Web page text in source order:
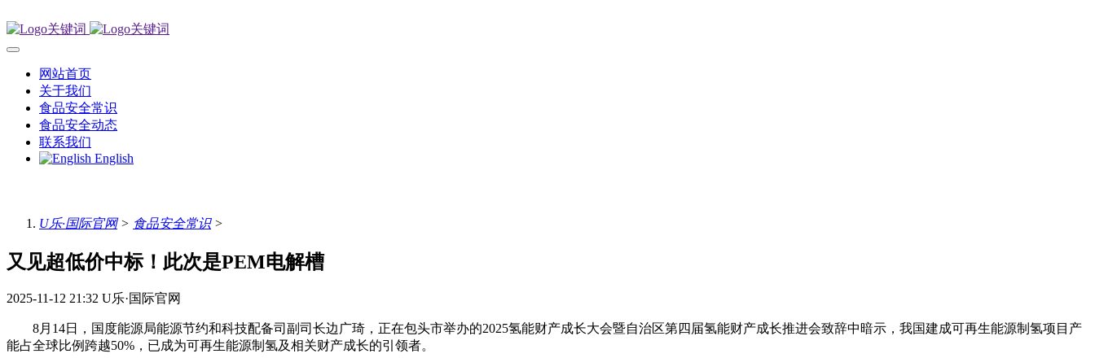
网站首页
关于我们
食品安全常识
食品安全动态
联系我们
English
U乐·国际官网> 食品安全常识>
又见超低价中标！此次是PEM电解槽
2025-11-12 21:32 U乐·国际官网
8月14日，国度能源局能源节约和科技配备司副司长边广琦，正在包头市举办的2025氢能财产成长大会暨自治区第四届氢能财产成长推进会致辞中暗示，我国建成可再生能源制氢项目产
能占全球比例跨越50%，已成为可再生能源制氢及相关财产成长的引领者。